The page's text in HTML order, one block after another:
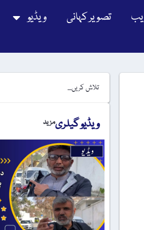
تصویر کہانی ویڈیو
ویڈیو گیلریمزید